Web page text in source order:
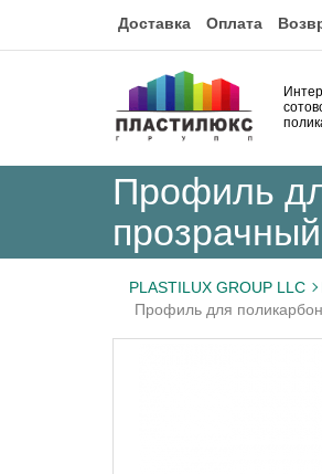
Доставка Оплата
Профиль
PLASTILUX GROUP LLC
Профиль для